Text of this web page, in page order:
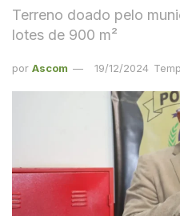
Terreno doado pelo
lotes de 900 m²
por Ascom 19/12/2024